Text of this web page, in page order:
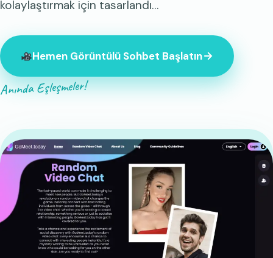
kolaylaştırmak için tasarlandı…
Hemen Görüntülü Sohbet Başlatın
Anında Eşleşmeler!